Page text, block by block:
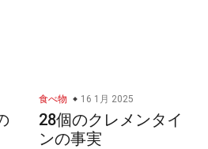
食べ物 16 1月 2025
28個のクレメンタイ
ンの事実